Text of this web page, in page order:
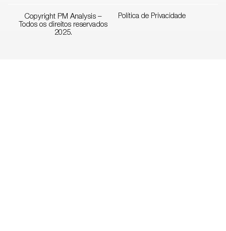
Copyright PM Analysis –
Todos os direitos reservados
2025.
Política de Privacidade